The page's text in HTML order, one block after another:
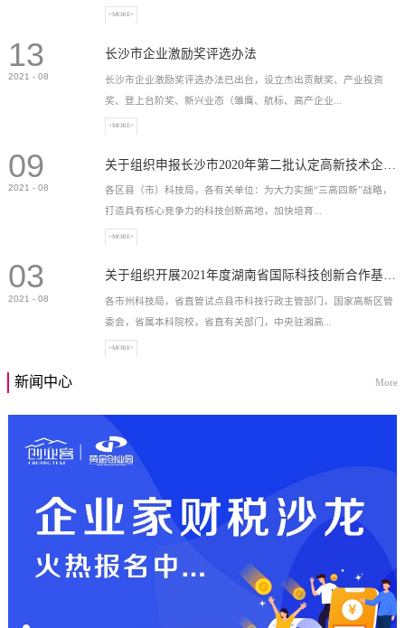
+MORE+
13
2021 - 08
长沙市企业激励奖评选办法
长沙市企业激励奖评选办法已出台，设立杰出贡献奖、产业投资
奖、登上台阶奖、新兴业态（雏鹰、航标、高产企业...
）奖等，最高奖励2...
+MORE+
09
2021 - 08
各区县（市）科技局，各有关单位：为大力实施“三高四新”战略，
打造具有核心竞争力的科技创新高地，加快培育...
高新技术企业，充分...
+MORE+
03
2021 - 08
关于组织开展2021年度湖南省国际科技创新合作基地申报工作的通知
各市州科技局，省直管试点县市科技行政主管部门，国家高新区管
委会，省属本科院校，省直有关部门，中央驻湘高...
+MORE+
新闻中心 More